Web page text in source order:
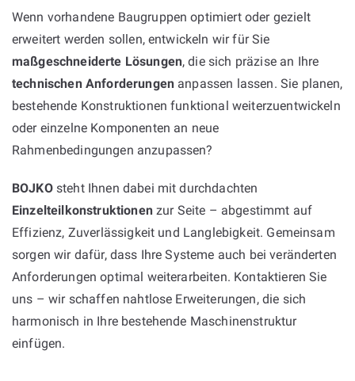
Wenn vorhandene Baugruppen optimiert oder gezielt
erweitert werden sollen, entwickeln wir für Sie
maßgeschneiderte Lösungen, die sich präzise an Ihre
technischen Anforderungen anpassen lassen. Sie planen,
bestehende Konstruktionen funktional weiterzuentwickeln
oder einzelne Komponenten an neue
Rahmenbedingungen anzupassen?
BOJKOsteht Ihnen dabei mit durchdachten
Einzelteilkonstruktionenzur Seite – abgestimmt auf
Effizienz, Zuverlässigkeit und Langlebigkeit. Gemeinsam
sorgen wir dafür, dass Ihre Systeme auch bei veränderten
Anforderungen optimal weiterarbeiten. Kontaktieren Sie
uns – wir schaffen nahtlose Erweiterungen, die sich
harmonisch in Ihre bestehende Maschinenstruktur
einfügen.